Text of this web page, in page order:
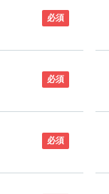
必須
必須
必須